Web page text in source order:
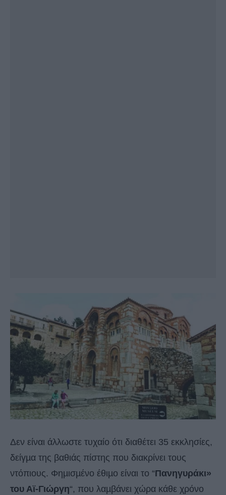
Δεν είναι άλλωστε τυχαίο ότι διαθέτει 35 εκκλησίες,
δείγµα της βαθιάς πίστης που διακρίνει τους
ντόπιους. Φηµισµένο έθιµο είναι το “Πανηγυράκι»
του Αϊ-Γιώργη“, που λαµβάνει χώρα κάθε χρόνο